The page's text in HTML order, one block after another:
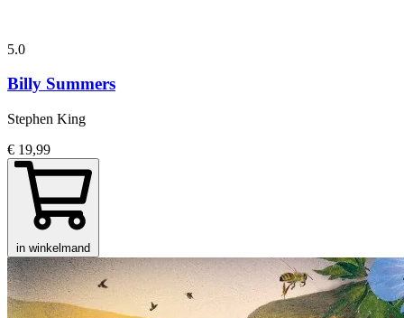
5.0
Billy Summers
Stephen King
€ 19,99
in winkelmand